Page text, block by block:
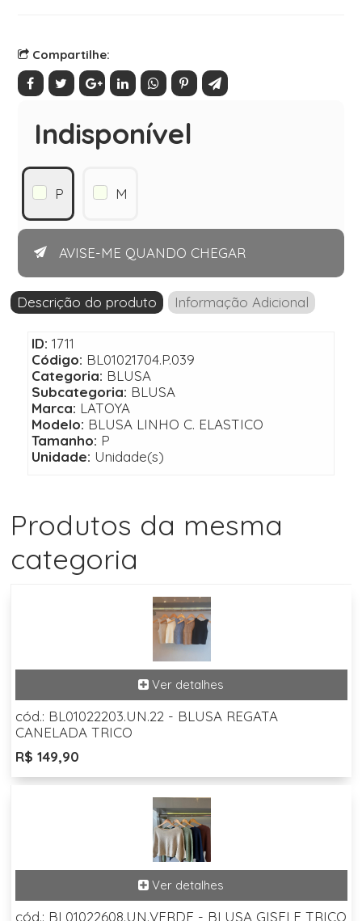
Compartilhe:
Indisponível
P M
AVISE-ME QUANDO CHEGAR
Descrição do produto Informação Adicional
ID: 1711
Código: BL01021704.P.039
Categoria: BLUSA
Subcategoria: BLUSA
Marca: LATOYA
Modelo: BLUSA LINHO C. ELASTICO
Tamanho: P
Unidade: Unidade(s)
Produtos da mesma
categoria
cód.: BL01022203.UN.22 - BLUSA REGATA
CANELADA TRICO
R$ 149,90
cód.: BL01022608.UN.VERDE - BLUSA GISELE TRICO